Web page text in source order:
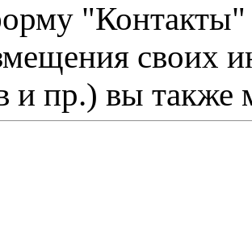
"Контакты"
своих
и пр.) вы также